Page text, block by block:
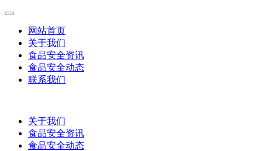
网站首页
关于我们
食品安全资讯
食品安全动态
联系我们
关于我们
食品安全资讯
食品安全动态